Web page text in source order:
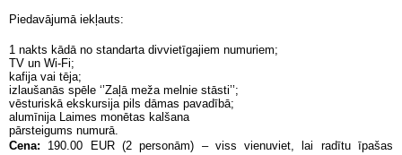
Piedavājumā iekļauts:
1 nakts kādā no standarta divvietīgajiem numuriem;
TV un Wi-Fi;
kafija vai tēja;
izlaušanās spēle ‘’Zaļā meža melnie stāsti’’;
vēsturiskā ekskursija pils dāmas pavadībā;
alumīnija Laimes monētas kalšana
pārsteigums numurā.
Cena: 190.00 EUR (2 personām) – viss vienuviet, lai radītu īpašas